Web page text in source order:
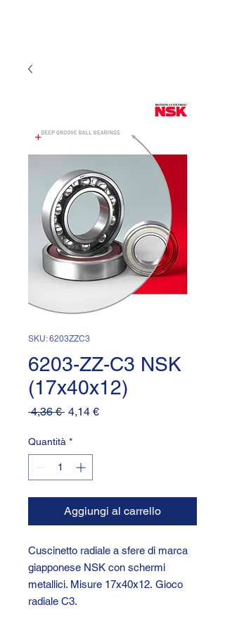
SKU: 6203ZZC3
6203-ZZ-C3 NSK
(17x40x12)
4,36 € Prezzo
4,14 €Prezzo
Quantità *
Aggiungi al carrello
Cuscinetto radiale a sfere di marca
giapponese NSK con schermi
metallici. Misure 17x40x12. Gioco
radiale C3.